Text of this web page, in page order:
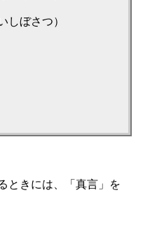
しぼさつ）
ときには、「真言」を